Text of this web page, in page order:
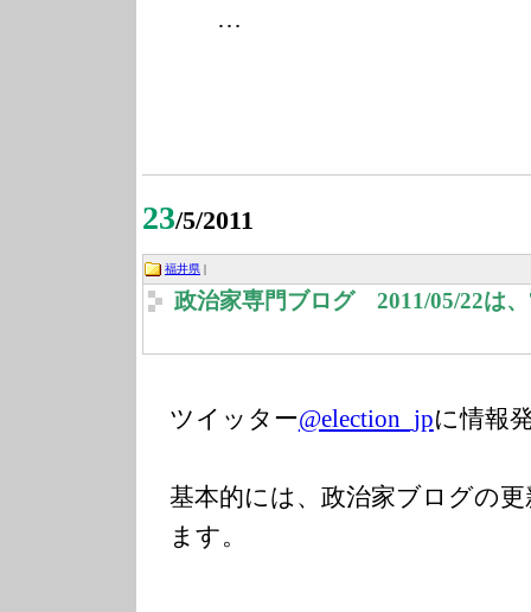
…
23/5/2011
福井県 |
政治家専門ブログ 2011/05/22は
ツイッター@election_jpに情報
基本的には、政治家ブログの
ます。